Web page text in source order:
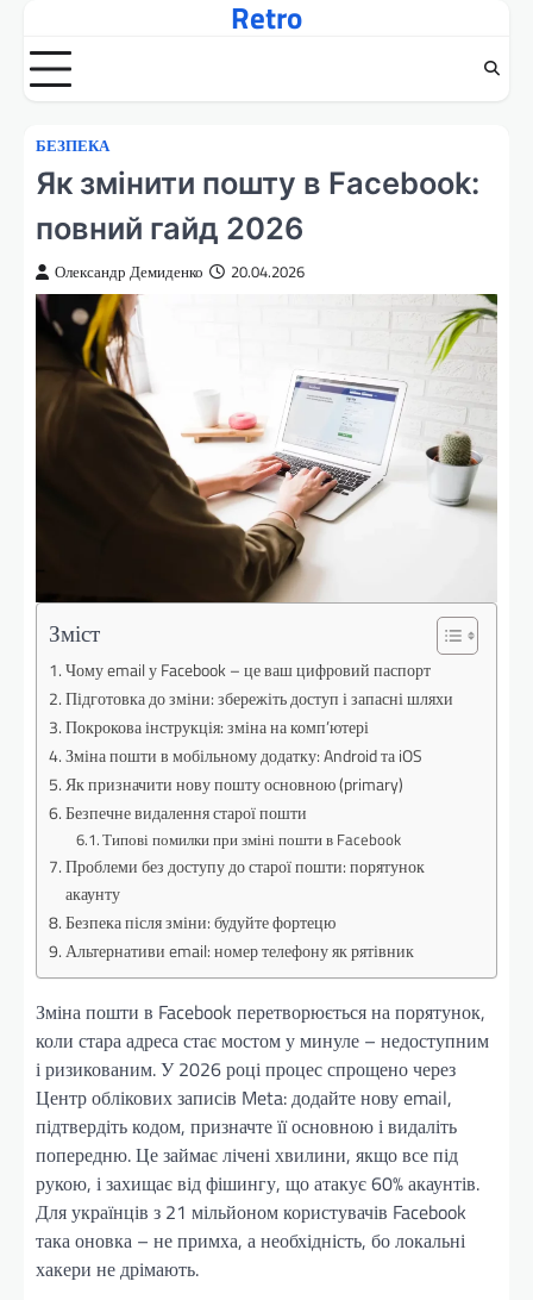
вмісту
Retro
БЕЗПЕКА
Як змінити пошту в Facebook:
повний гайд 2026
Олександр Демиденко 20.04.2026
Зміст
Чому email у Facebook – це ваш цифровий паспорт
Підготовка до зміни: збережіть доступ і запасні шляхи
Покрокова інструкція: зміна на комп’ютері
Зміна пошти в мобільному додатку: Android та iOS
Як призначити нову пошту основною (primary)
Безпечне видалення старої пошти
Типові помилки при зміні пошти в Facebook
Проблеми без доступу до старої пошти: порятунок
акаунту
Безпека після зміни: будуйте фортецю
Альтернативи email: номер телефону як рятівник
Зміна пошти в Facebook перетворюється на порятунок,
коли стара адреса стає мостом у минуле – недоступним
і ризикованим. У 2026 році процес спрощено через
Центр облікових записів Meta: додайте нову email,
підтвердіть кодом, призначте її основною і видаліть
попередню. Це займає лічені хвилини, якщо все під
рукою, і захищає від фішингу, що атакує 60% акаунтів.
Для українців з 21 мільйоном користувачів Facebook
така оновка – не примха, а необхідність, бо локальні
хакери не дрімають.